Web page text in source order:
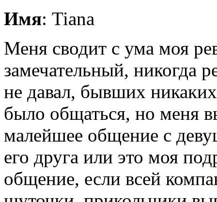
Имя: Tiana
Меня сводит с ума моя
замечательный, никогда
не давал, бывших
было общаться, но меня
малейшее общение с
его друга или это моя
общение, если всей